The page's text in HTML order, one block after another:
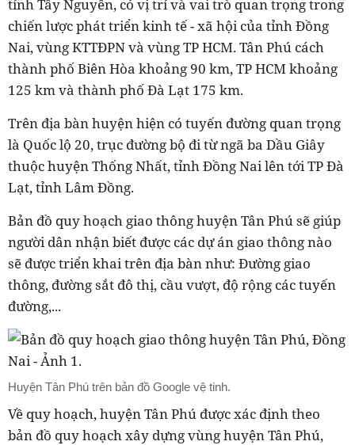
tỉnh Tây Nguyên, có vị trí và vai trò quan trọng trong
chiến lược phát triển kinh tế - xã hội của tỉnh Đồng
Nai, vùng KTTĐPN và vùng TP HCM. Tân Phú cách
thành phố Biên Hòa khoảng 90 km, TP HCM khoảng
125 km và thành phố Đà Lạt 175 km.
Trên địa bàn huyện hiện có tuyến đường quan trọng
là Quốc lộ 20, trục đường bộ đi từ ngã ba Dầu Giây
thuộc huyện Thống Nhất, tỉnh Đồng Nai lên tới TP Đà
Lạt, tỉnh Lâm Đồng.
Bản đồ quy hoạch giao thông huyện Tân Phú sẽ giúp
người dân nhận biết được các dự án giao thông nào
sẽ được triển khai trên địa bàn như: Đường giao
thông, đường sắt đô thị, cầu vượt, độ rộng các tuyến
đường,...
Huyện Tân Phú trên bản đồ Google vệ tinh.
Về quy hoạch, huyện Tân Phú được xác định theo
bản đồ quy hoạch xây dựng vùng huyện Tân Phú,